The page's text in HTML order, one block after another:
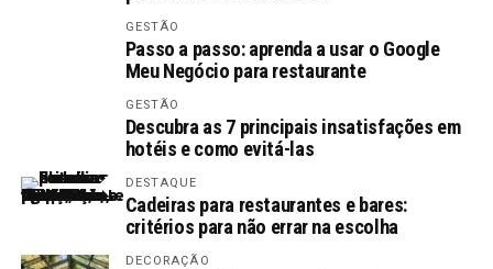
GESTÃO
Passo a passo: aprenda a usar o Google
Meu Negócio para restaurante
GESTÃO
Descubra as 7 principais insatisfações em
hotéis e como evitá-las
DESTAQUE
Cadeiras para restaurantes e bares:
critérios para não errar na escolha
DECORAÇÃO